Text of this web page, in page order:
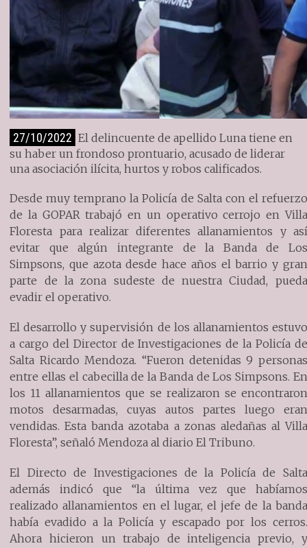
27/10/2022 El delincuente de apellido Luna tiene en
su haber un frondoso prontuario, acusado de liderar
una asociación ilícita, hurtos y robos calificados.
Desde muy temprano la Policía de Salta con el refuerzo
de la GOPAR trabajó en un operativo cerrojo en Villa
Floresta para realizar diferentes allanamientos y así
evitar que algún integrante de la Banda de Los
Simpsons, que azota desde hace años el barrio y gran
parte de la zona sudeste de nuestra Ciudad, pueda
evadir el operativo.
El desarrollo y supervisión de los allanamientos estuvo
a cargo del Director de Investigaciones de la Policía de
Salta Ricardo Mendoza. “Fueron detenidas 9 personas
entre ellas el cabecilla de la Banda de Los Simpsons. En
los 11 allanamientos que se realizaron se encontraron
motos desarmadas, cuyas autos partes luego eran
vendidas. Esta banda azotaba a zonas aledañas al Villa
Floresta”, señaló Mendoza al diario El Tribuno.
El Directo de Investigaciones de la Policía de Salta
además indicó que “la última vez que habíamos
realizado allanamientos en el lugar, el jefe de la banda
había evadido a la Policía y escapado por los cerros.
Ahora hicieron un trabajo de inteligencia previo, y